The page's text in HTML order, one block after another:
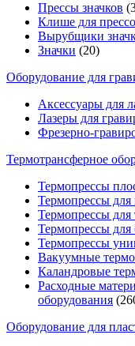
Прессы значков
Клише для
Вырубщики
Значки (20)
Оборудование для
Аксессуары для
Лазеры для
Фрезерно-
Термотрансферное
Термопрессы
Термопрессы для
Термопрессы для
Термопрессы для
Термопрессы
Вакуумные
Каландровые
Расходные
оборудования
Оборудование для